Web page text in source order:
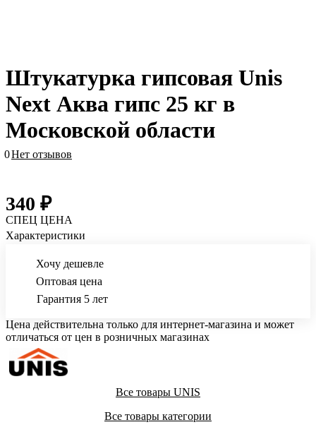
Штукатурка гипсовая Unis
Next Аква гипс 25 кг в
Московской области
0Нет отзывов
340 ₽
СПЕЦ ЦЕНА
Характеристики
Хочу дешевле
Оптовая цена
Гарантия 5 лет
Цена действительна только для интернет-магазина и может
отличаться от цен в розничных магазинах
Все товары UNIS
Все товары категории